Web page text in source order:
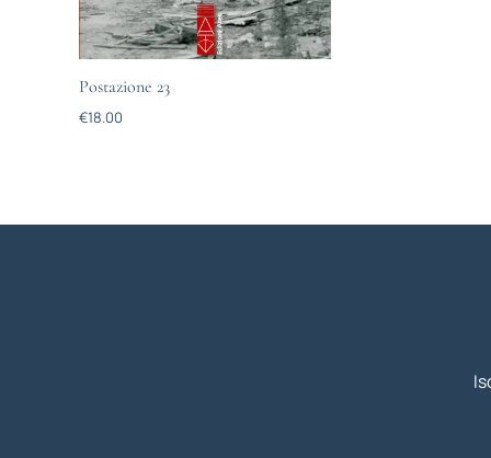
Postazione 23
€18.00